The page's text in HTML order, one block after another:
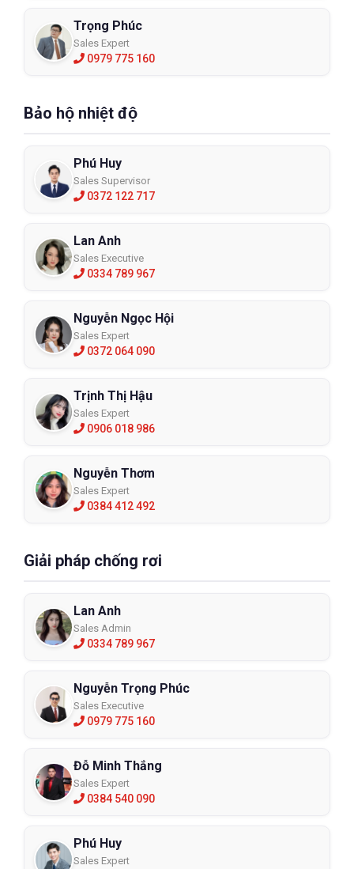
Trọng Phúc
Sales Expert
0979 775 160
Bảo hộ nhiệt độ
Phú Huy
Sales Supervisor
0372 122 717
Lan Anh
Sales Executive
0334 789 967
Nguyễn Ngọc Hội
Sales Expert
0372 064 090
Trịnh Thị Hậu
Sales Expert
0906 018 986
Nguyễn Thơm
Sales Expert
0384 412 492
Giải pháp chống rơi
Lan Anh
Sales Admin
0334 789 967
Nguyễn Trọng Phúc
Sales Executive
0979 775 160
Đỗ Minh Thắng
Sales Expert
0384 540 090
Phú Huy
Sales Expert